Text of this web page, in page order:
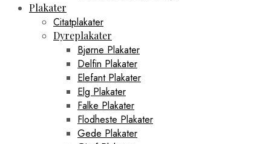
Plakater
Citatplakater
Dyreplakater
Bjørne Plakater
Delfin Plakater
Elefant Plakater
Elg Plakater
Falke Plakater
Flodheste Plakater
Gede Plakater